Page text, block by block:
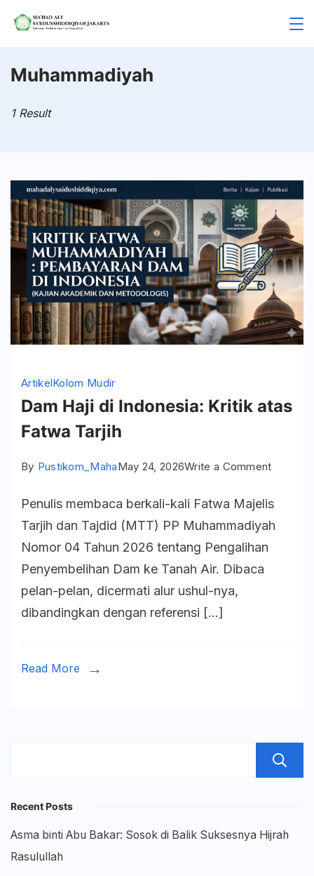
Skip
Aly
Muhammadiyah
1 Result
ArtikelKolom Mudir
Dam Haji di Indonesia: Kritik atas
Fatwa Tarjih
By Pustikom_MahaMay 24, 2026Write a Commenton
Haji
di
Penulis membaca berkali-kali Fatwa Majelis
Tarjih dan Tajdid (MTT) PP Muhammadiyah
Nomor 04 Tahun 2026 tentang Pengalihan
Penyembelihan Dam ke Tanah Air. Dibaca
pelan-pelan, dicermati alur ushul-nya,
dibandingkan dengan referensi […]
Read More
Recent Posts
Asma binti Abu Bakar: Sosok di Balik Suksesnya Hijrah
Rasulullah